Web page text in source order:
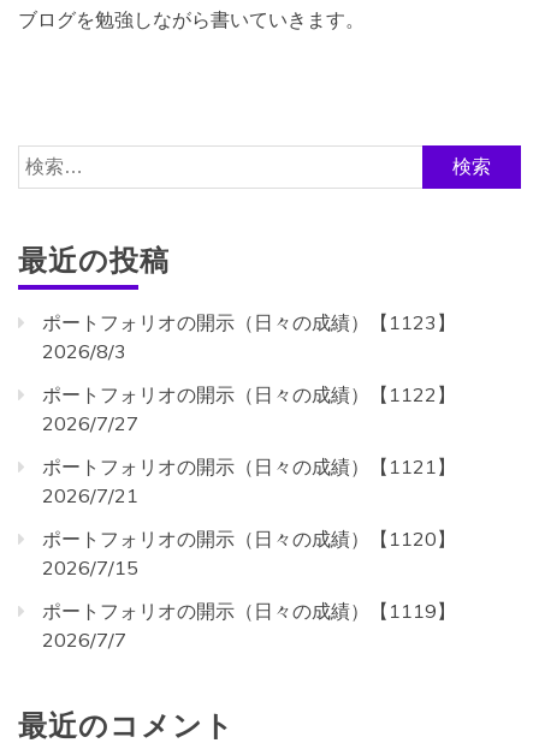
ブログを勉強しながら書いていきます。
検
索:
最近の投稿
ポートフォリオの開示（日々の成績）【1123】
2026/8/3
ポートフォリオの開示（日々の成績）【1122】
2026/7/27
ポートフォリオの開示（日々の成績）【1121】
2026/7/21
ポートフォリオの開示（日々の成績）【1120】
2026/7/15
ポートフォリオの開示（日々の成績）【1119】
2026/7/7
最近のコメント